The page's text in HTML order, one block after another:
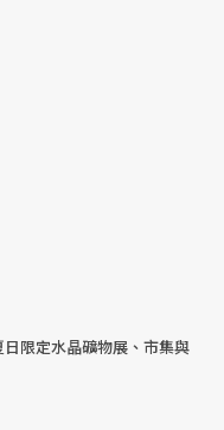
限定水晶礦物展、市集與